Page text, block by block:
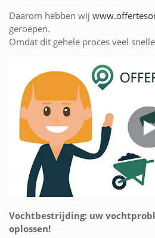
Daarom hebben wij
geroepen.
Omdat dit gehele proces veel
Vochtbestrijding: uw
oplossen!